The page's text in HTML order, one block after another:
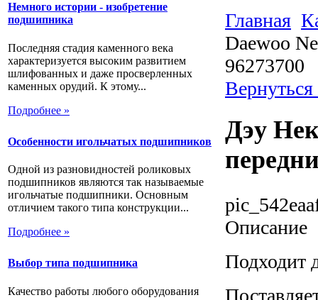
Немного истории - изобретение
подшипника
Последняя стадия каменного века
характеризуется высоким развитием
шлифованных и даже просверленных
каменных орудий. К этому...
Подробнее »
Особенности игольчатых подшипников
Одной из разновидностей роликовых
подшипников являются так называемые
игольчатые подшипники. Основным
отличием такого типа конструкции...
Подробнее »
Выбор типа подшипника
Качество работы любого оборудования
Главная
Daewoo
96273700
Дэу
Описание
Подходит